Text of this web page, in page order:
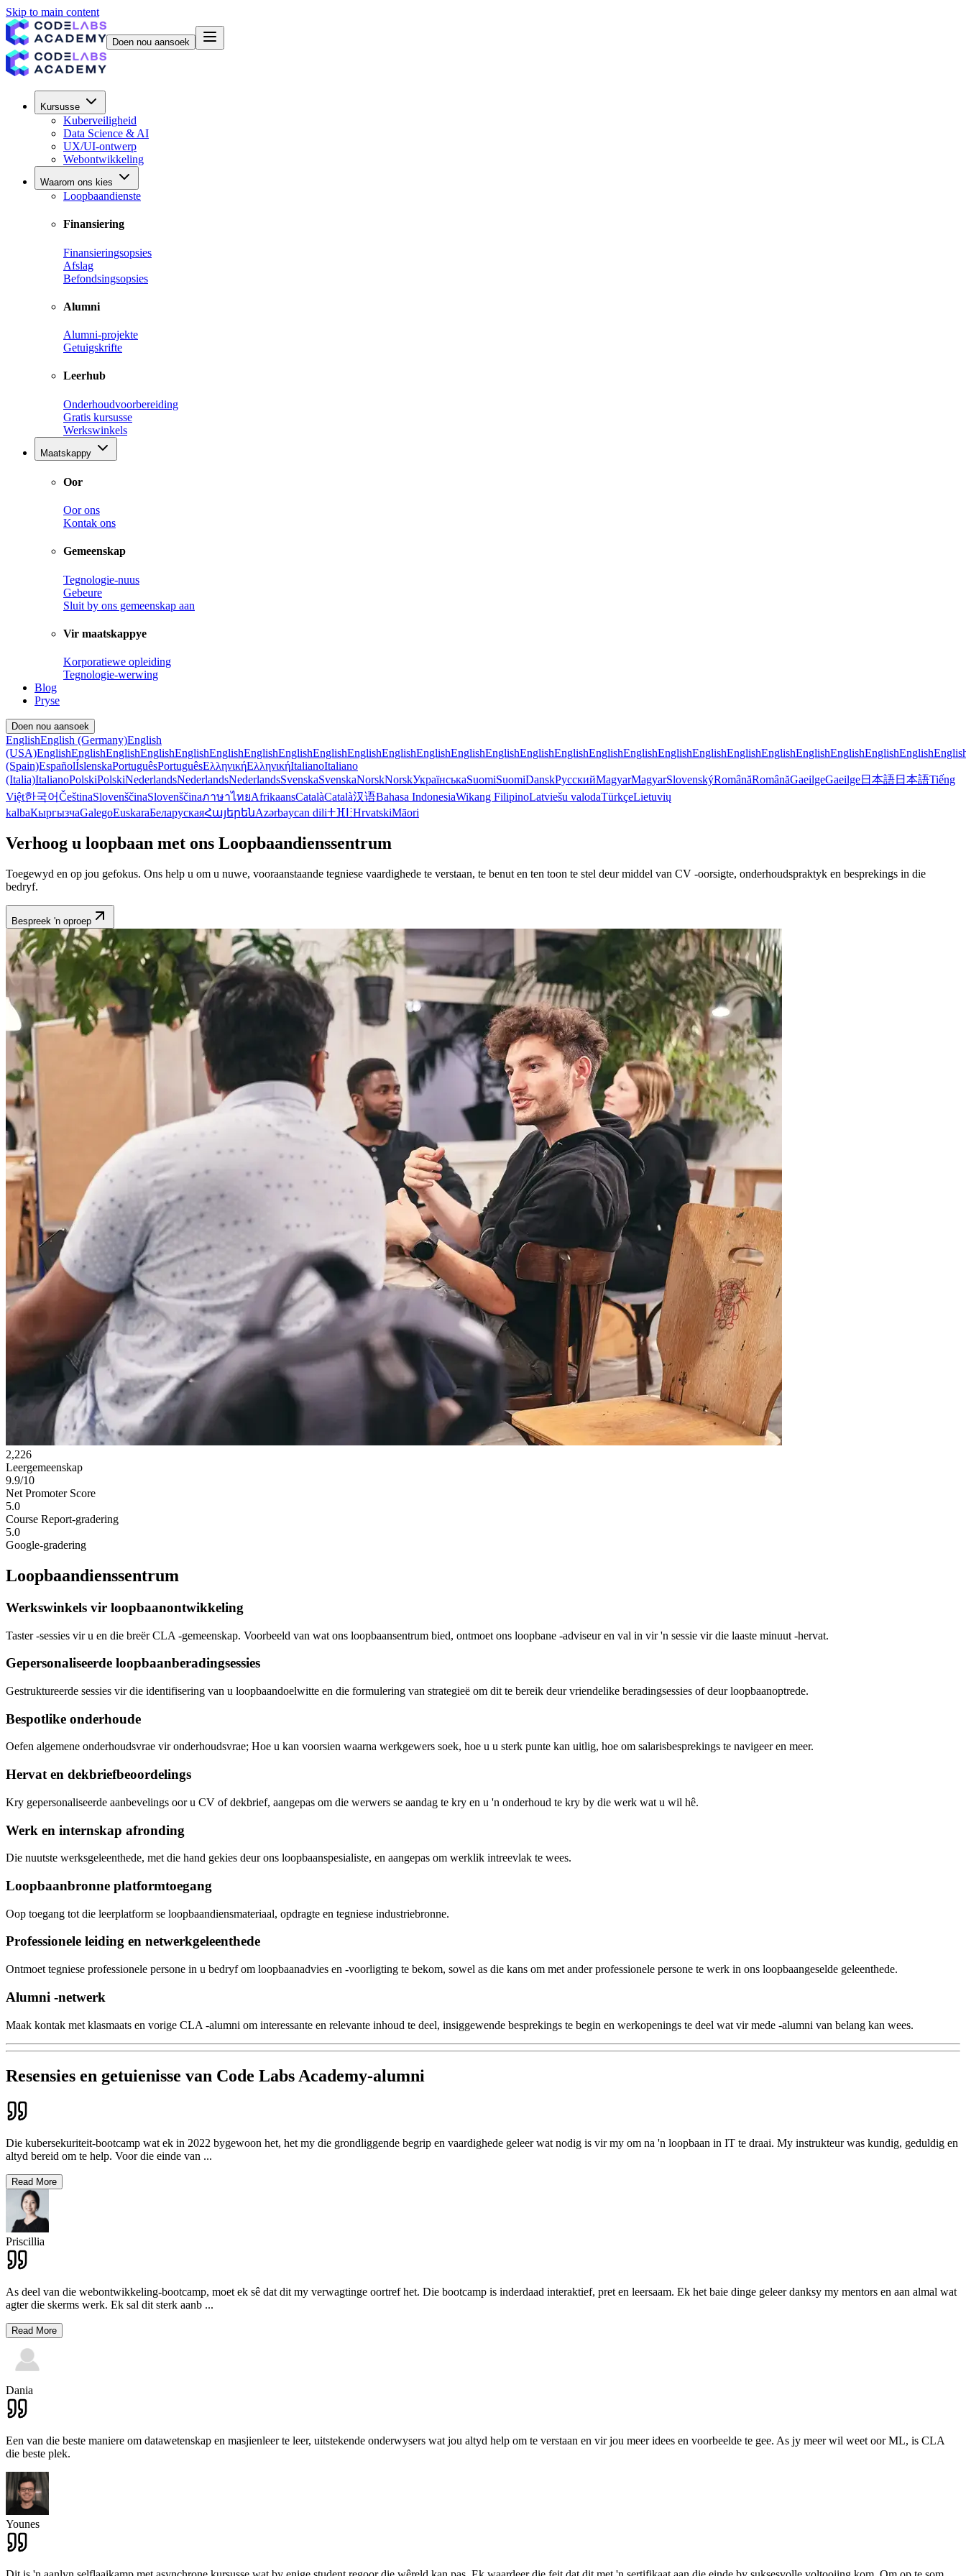
Skip to main content
Doen nou aansoek
Kursusse
Kuberveiligheid
Data Science & AI
UX/UI-ontwerp
Webontwikkeling
Waarom ons kies
Loopbaandienste
Finansiering
Finansieringsopsies
Afslag
Befondsingsopsies
Alumni
Alumni-projekte
Getuigskrifte
Leerhub
Onderhoudvoorbereiding
Gratis kursusse
Werkswinkels
Maatskappy
Oor
Oor ons
Kontak ons
Gemeenskap
Tegnologie-nuus
Gebeure
Sluit by ons gemeenskap aan
Vir maatskappye
Korporatiewe opleiding
Tegnologie-werwing
Blog
Pryse
Doen nou aansoek
EnglishEnglish (Germany)English
(USA)EnglishEnglishEnglishEnglishEnglishEnglishEnglishEnglishEnglishEnglishEnglishEnglishEnglishEnglishEnglishEnglishEnglishEnglishEnglishEnglishEnglishEnglishEnglishEnglishEnglishEnglish
(Spain)EspañolÍslenskaPortuguêsPortuguêsΕλληνικήΕλληνικήItalianoItaliano
(Italia)ItalianoPolskiPolskiNederlandsNederlandsNederlandsSvenskaSvenskaNorskNorskУкраїнськаSuomiSuomiDanskРусскийMagyarMagyarSlovenskýRomânăRomânăGaeilgeGaeilge日本語日本語Tiếng
Việt한국어ČeštinaSlovenščinaSlovenščinaภาษาไทยAfrikaansCatalàCatalà汉语Bahasa IndonesiaWikang FilipinoLatviešu valodaTürkçeLietuvių
kalbaКыргызчаGalegoEuskaraБеларускаяՀայերենAzərbaycan diliⵜⴼⵏⵗHrvatskiMāori
Verhoog u loopbaan met ons Loopbaandienssentrum
Toegewyd en op jou gefokus. Ons help u om u nuwe, vooraanstaande tegniese vaardighede te verstaan, te benut en ten toon te stel deur middel van CV -oorsigte, onderhoudspraktyk en besprekings in die
bedryf.
Bespreek 'n oproep
2,226
Leergemeenskap
9.9/10
Net Promoter Score
5.0
Course Report-gradering
5.0
Google-gradering
Loopbaandienssentrum
Werkswinkels vir loopbaanontwikkeling
Taster -sessies vir u en die breër CLA -gemeenskap. Voorbeeld van wat ons loopbaansentrum bied, ontmoet ons loopbane -adviseur en val in vir 'n sessie vir die laaste minuut -hervat.
Gepersonaliseerde loopbaanberadingsessies
Gestruktureerde sessies vir die identifisering van u loopbaandoelwitte en die formulering van strategieë om dit te bereik deur vriendelike beradingsessies of deur loopbaanoptrede.
Bespotlike onderhoude
Oefen algemene onderhoudsvrae vir onderhoudsvrae; Hoe u kan voorsien waarna werkgewers soek, hoe u u sterk punte kan uitlig, hoe om salarisbesprekings te navigeer en meer.
Hervat en dekbriefbeoordelings
Kry gepersonaliseerde aanbevelings oor u CV of dekbrief, aangepas om die werwers se aandag te kry en u 'n onderhoud te kry by die werk wat u wil hê.
Werk en internskap afronding
Die nuutste werksgeleenthede, met die hand gekies deur ons loopbaanspesialiste, en aangepas om werklik intreevlak te wees.
Loopbaanbronne platformtoegang
Oop toegang tot die leerplatform se loopbaandiensmateriaal, opdragte en tegniese industriebronne.
Professionele leiding en netwerkgeleenthede
Ontmoet tegniese professionele persone in u bedryf om loopbaanadvies en -voorligting te bekom, sowel as die kans om met ander professionele persone te werk in ons loopbaangeselde geleenthede.
Alumni -netwerk
Maak kontak met klasmaats en vorige CLA -alumni om interessante en relevante inhoud te deel, insiggewende besprekings te begin en werkopenings te deel wat vir mede -alumni van belang kan wees.
Resensies en getuienisse van Code Labs Academy-alumni
Die kubersekuriteit-bootcamp wat ek in 2022 bygewoon het, het my die grondliggende begrip en vaardighede geleer wat nodig is vir my om na 'n loopbaan in IT te draai. My instrukteur was kundig, geduldig en
altyd bereid om te help. Voor die einde van ...
Read More
Priscillia
As deel van die webontwikkeling-bootcamp, moet ek sê dat dit my verwagtinge oortref het. Die bootcamp is inderdaad interaktief, pret en leersaam. Ek het baie dinge geleer danksy my mentors en aan almal wat
agter die skerms werk. Ek sal dit sterk aanb ...
Read More
Dania
Een van die beste maniere om datawetenskap en masjienleer te leer, uitstekende onderwysers wat jou altyd help om te verstaan ​​en vir jou meer idees en voorbeelde te gee. As jy meer wil weet oor ML, is CLA
die beste plek.
Younes